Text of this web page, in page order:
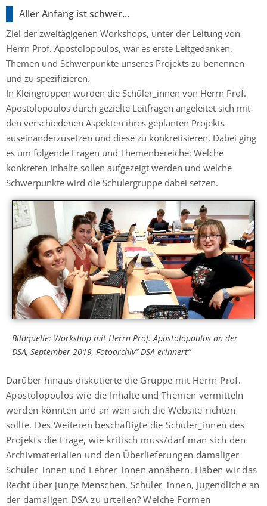
Aller Anfang ist schwer...
Ziel der zweitägigenen Workshops, unter der Leitung von
Herrn Prof. Apostolopoulos, war es erste Leitgedanken,
Themen und Schwerpunkte unseres Projekts zu benennen
und zu spezifizieren.
In Kleingruppen wurden die Schüler_innen von Herrn Prof.
Apostolopoulos durch gezielte Leitfragen angeleitet sich mit
den verschiedenen Aspekten ihres geplanten Projekts
auseinanderzusetzen und diese zu konkretisieren. Dabei ging
es um folgende Fragen und Themenbereiche: Welche
konkreten Inhalte sollen aufgezeigt werden und welche
Schwerpunkte wird die Schülergruppe dabei setzen.
Bildquelle: Workshop mit Herrn Prof. Apostolopoulos an der
DSA, September 2019, Fotoarchiv“ DSA erinnert“
Darüber hinaus diskutierte die Gruppe mit Herrn Prof.
Apostolopoulos wie die Inhalte und Themen vermitteln
werden könnten und an wen sich die Website richten
sollte. Des Weiteren beschäftigte die Schüler_innen des
Projekts die Frage, wie kritisch muss/darf man sich den
Archivmaterialien und den Überlieferungen damaliger
Schüler_innen und Lehrer_innen annähern. Haben wir das
Recht über junge Menschen, Schüler_innen, Jugendliche an
der damaligen DSA zu urteilen? Welche Formen